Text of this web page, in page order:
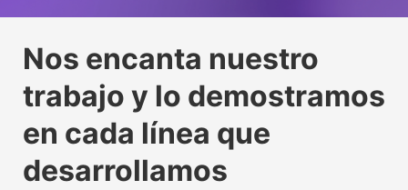
propulsora del IoT mundial
Conoce nuestra tecnología beacon
usuarios y empresas
Conoce nuestra factoría UX
oficial del Kit Digital
Leer más
propulsora del IoT mundial
Conoce nuestra tecnología beacon
usuarios y empresas
Conoce nuestra factoría UX
oficial del Kit Digital
Leer más
propulsora del IoT mundial
Conoce nuestra tecnología beacon
usuarios y empresas
Conoce nuestra factoría UX
oficial del Kit Digital
Leer más
Nos encanta nuestro
trabajo y lo demostramos
en cada línea que
desarrollamos